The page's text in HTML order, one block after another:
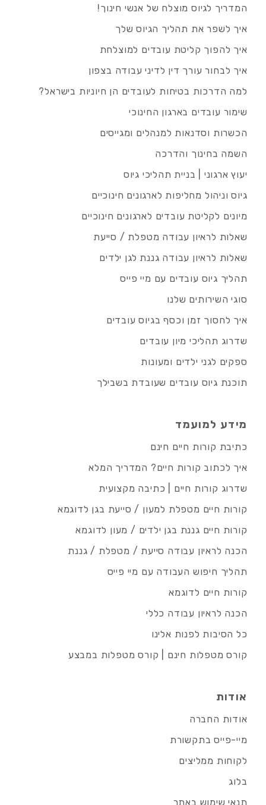
המדריך לגיוס מוצלח של אנשי חינוך!
איך לשפר את תהליך הגיוס שלך
איך להפוך קליטת עובדים למוצלחת
איך לבחור עורך דין לדיני עבודה בצפון
למה הדרכות בטיחות לעובדים הן חיוניות בישראל?
שימור עובדים בארגון החינוכי
הכשרות וסדנאות למנהלים ומגייסים
השמה בחינוך והדרכה
יעוץ ארגוני | בניית תהליכי גיוס
גיוס וניהול מחליפות לארגונים חינוכיים
מיונים לקליטת עובדים לארגונים חינוכיים
שאלות לראיון עבודה מטפלת / סייעת
שאלות לראיון עבודה גננת לגן ילדים
תהליך גיוס עובדים עם מיי פייס
סוגי השירותים שלנו
איך לחסוך זמן וכסף בגיוס עובדים
שדרוג תהליכי מיון עובדים
ספקים לגני ילדים ומעונות
תוכנת גיוס עובדים שעובדת בשבילך
מידע למועמד
כתיבת קורות חיים חינם
איך לכתוב קורות חיים? המדריך המלא
שדרוג קורות חיים | כתיבה מקצועית
קורות חיים מטפלת למעון / סייעת בגן לדוגמא
קורות חיים גננת בגן ילדים / מעון לדוגמא
הכנה לראיון עבודה סייעת / מטפלת / גננת
תהליך חיפוש העבודה עם מיי פייס
קורות חיים לדוגמא
הכנה לראיון עבודה כללי
כל הסיבות לפנות אלינו
קורס מטפלות חינם | קורס מטפלות במבצע
אודות
אודות החברה
מיי-פייס בתקשורת
לקוחות ממליצים
בלוג
תנאי שימוש באתר